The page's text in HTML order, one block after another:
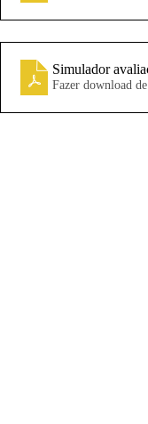
Simulador
Fazer download